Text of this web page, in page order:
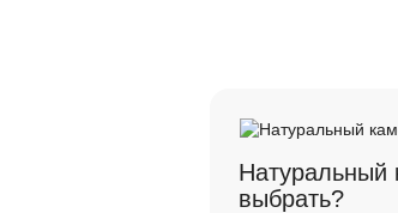
Натуральный
выбрать?